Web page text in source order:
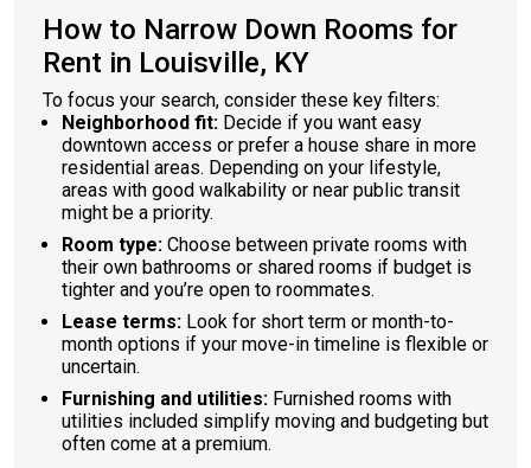
How to Narrow Down Rooms for
Rent in Louisville, KY
To focus your search, consider these key filters:
Neighborhood fit: Decide if you want easy
downtown access or prefer a house share in more
residential areas. Depending on your lifestyle,
areas with good walkability or near public transit
might be a priority.
Room type: Choose between private rooms with
their own bathrooms or shared rooms if budget is
tighter and you’re open to roommates.
Lease terms: Look for short term or month-to-
month options if your move-in timeline is flexible or
uncertain.
Furnishing and utilities: Furnished rooms with
utilities included simplify moving and budgeting but
often come at a premium.